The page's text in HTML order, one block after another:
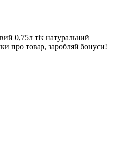
0,75л тік натуральний
про товар, заробляй бонуси!